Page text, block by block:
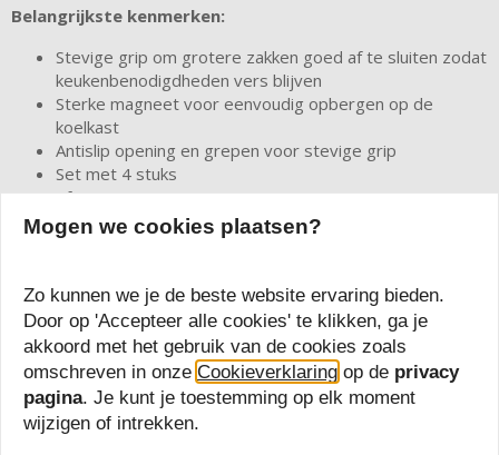
Belangrijkste kenmerken:
Stevige grip om grotere zakken goed af te sluiten zodat
keukenbenodigdheden vers blijven
Sterke magneet voor eenvoudig opbergen op de
koelkast
Antislip opening en grepen voor stevige grip
Set met 4 stuks
Afmetingen (L x B x H): 8,9 x 7 x 4,1 cm
Gewicht 34 gram (per stuk)
Productnummer: OXO13362600
EAN: 0840097705163
Mogen we cookies plaatsen?
Zo kunnen we je de beste website ervaring bieden.
Door op 'Accepteer alle cookies' te klikken, ga je
akkoord met het gebruik van de cookies zoals
omschreven in onze Cookieverklaring op de privacy
pagina. Je kunt je toestemming op elk moment
wijzigen of intrekken.